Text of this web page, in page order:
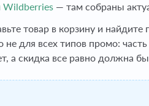
Wildberries — там собраны
товар в корзину и
не для всех типов промо:
а скидка все равно должна